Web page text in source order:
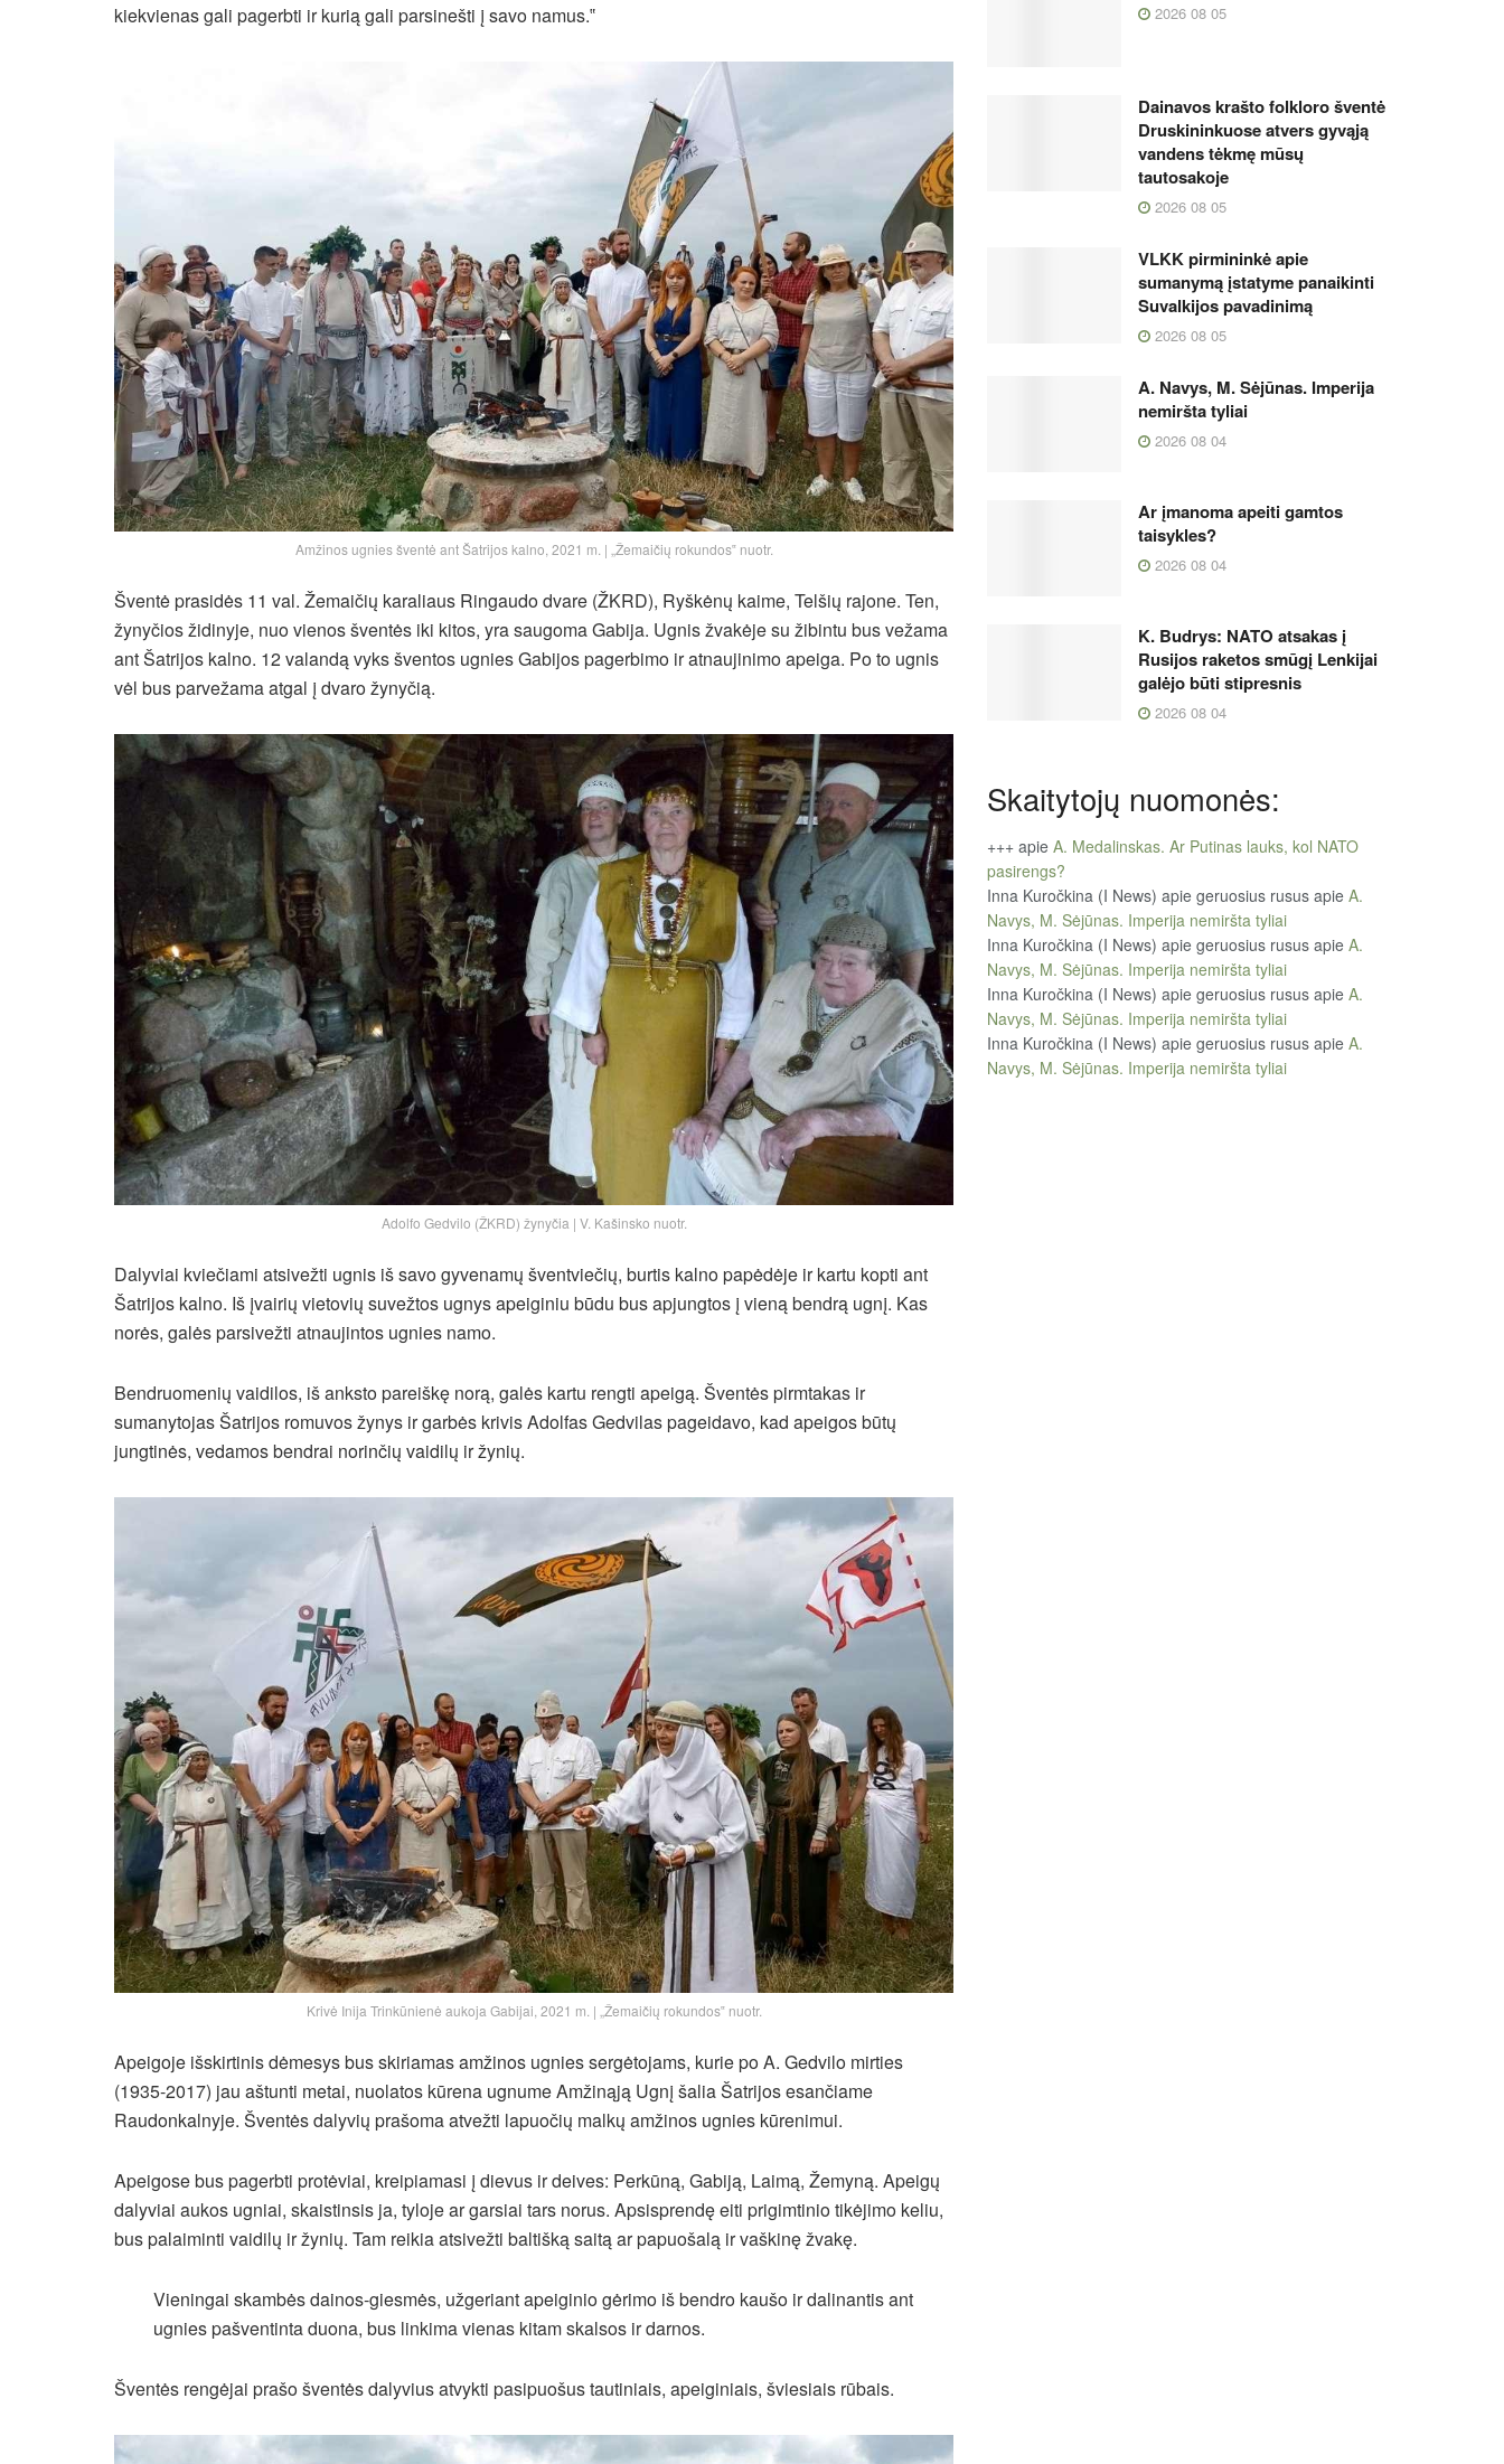
kiekvienas gali pagerbti ir kurią gali parsinešti į savo namus.‟
Amžinos ugnies šventė ant Šatrijos kalno, 2021 m. | „Žemaičių rokundos‟ nuotr.
Šventė prasidės 11 val. Žemaičių karaliaus Ringaudo dvare (ŽKRD), Ryškėnų kaime, Telšių rajone. Ten,
žynyčios židinyje, nuo vienos šventės iki kitos, yra saugoma Gabija. Ugnis žvakėje su žibintu bus vežama
ant Šatrijos kalno. 12 valandą vyks šventos ugnies Gabijos pagerbimo ir atnaujinimo apeiga. Po to ugnis
vėl bus parvežama atgal į dvaro žynyčią.
Adolfo Gedvilo (ŽKRD) žynyčia | V. Kašinsko nuotr.
Dalyviai kviečiami atsivežti ugnis iš savo gyvenamų šventviečių, burtis kalno papėdėje ir kartu kopti ant
Šatrijos kalno. Iš įvairių vietovių suvežtos ugnys apeiginiu būdu bus apjungtos į vieną bendrą ugnį. Kas
norės, galės parsivežti atnaujintos ugnies namo.
Bendruomenių vaidilos, iš anksto pareiškę norą, galės kartu rengti apeigą. Šventės pirmtakas ir
sumanytojas Šatrijos romuvos žynys ir garbės krivis Adolfas Gedvilas pageidavo, kad apeigos būtų
jungtinės, vedamos bendrai norinčių vaidilų ir žynių.
Krivė Inija Trinkūnienė aukoja Gabijai, 2021 m. | „Žemaičių rokundos‟ nuotr.
Apeigoje išskirtinis dėmesys bus skiriamas amžinos ugnies sergėtojams, kurie po A. Gedvilo mirties
(1935-2017) jau aštunti metai, nuolatos kūrena ugnume Amžinąją Ugnį šalia Šatrijos esančiame
Raudonkalnyje. Šventės dalyvių prašoma atvežti lapuočių malkų amžinos ugnies kūrenimui.
Apeigose bus pagerbti protėviai, kreipiamasi į dievus ir deives: Perkūną, Gabiją, Laimą, Žemyną. Apeigų
dalyviai aukos ugniai, skaistinsis ja, tyloje ar garsiai tars norus. Apsisprendę eiti prigimtinio tikėjimo keliu,
bus palaiminti vaidilų ir žynių. Tam reikia atsivežti baltišką saitą ar papuošalą ir vaškinę žvakę.
Vieningai skambės dainos-giesmės, užgeriant apeiginio gėrimo iš bendro kaušo ir dalinantis ant
ugnies pašventinta duona, bus linkima vienas kitam skalsos ir darnos.
Šventės rengėjai prašo šventės dalyvius atvykti pasipuošus tautiniais, apeiginiais, šviesiais rūbais.
2026 08 05
Dainavos krašto folkloro šventė
Druskininkuose atvers gyvąją
vandens tėkmę mūsų
tautosakoje
2026 08 05
VLKK pirmininkė apie
sumanymą įstatyme panaikinti
Suvalkijos pavadinimą
2026 08 05
A. Navys, M. Sėjūnas. Imperija
nemiršta tyliai
2026 08 04
Ar įmanoma apeiti gamtos
taisykles?
2026 08 04
K. Budrys: NATO atsakas į
Rusijos raketos smūgį Lenkijai
galėjo būti stipresnis
2026 08 04
Skaitytojų nuomonės:
+++ apie A. Medalinskas. Ar Putinas lauks, kol NATO
pasirengs?
Inna Kuročkina (I News) apie geruosius rusus apie A.
Navys, M. Sėjūnas. Imperija nemiršta tyliai
Inna Kuročkina (I News) apie geruosius rusus apie A.
Navys, M. Sėjūnas. Imperija nemiršta tyliai
Inna Kuročkina (I News) apie geruosius rusus apie A.
Navys, M. Sėjūnas. Imperija nemiršta tyliai
Inna Kuročkina (I News) apie geruosius rusus apie A.
Navys, M. Sėjūnas. Imperija nemiršta tyliai